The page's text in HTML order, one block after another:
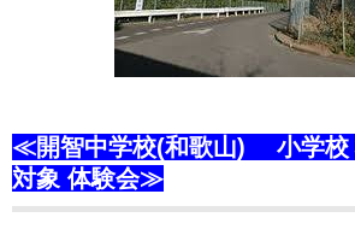
≪開智中学校(和歌山) 小学校
対象 体験会≫